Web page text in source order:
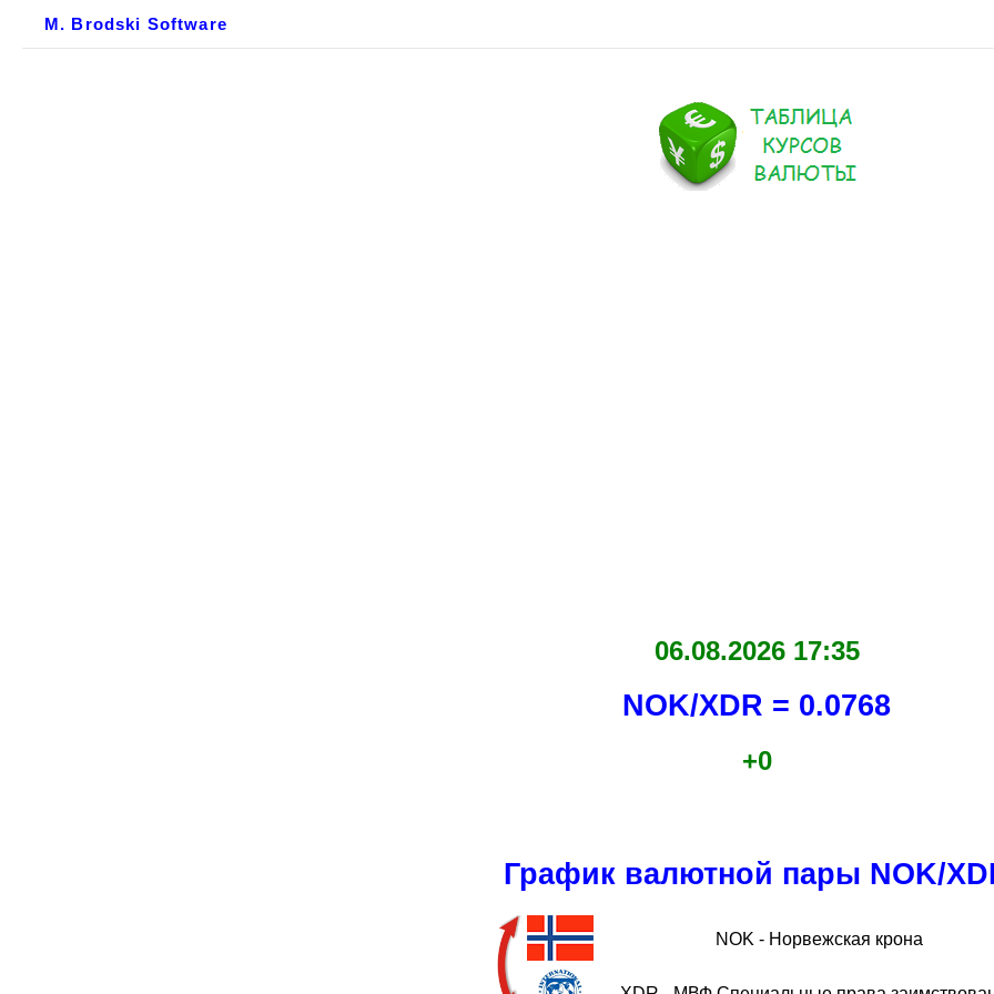
M. Brodski Software
06.08.2026 17:35
NOK/XDR = 0.0768
+0
График валютной пары NOK/
NOK - Норвежская крона